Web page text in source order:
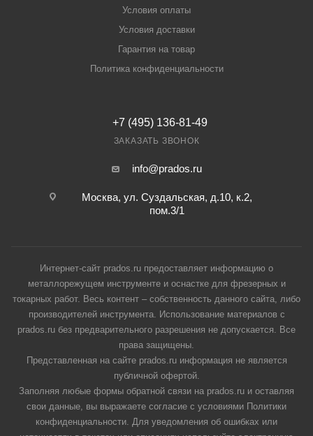
Условия оплаты
Условия доставки
Гарантия на товар
Политика конфиденциальности
+7 (495) 136-81-49
ЗАКАЗАТЬ ЗВОНОК
info@prados.ru
Москва, ул. Суздальская, д.10, к.2,
пом.3/1
Интернет-сайт prados.ru предоставляет информацию о
металлорежущем инструменте и оснастке для фрезерных и
токарных работ. Весь контент – собственность данного сайта, либо
производителей инструмента. Использование материалов с
prados.ru без предварительного разрешения не допускается. Все
права защищены.
Представленная на сайте prados.ru информация не является
публичной офертой.
Заполняя любые формы обратной связи на prados.ru и оставляя
свои данные, вы выражаете согласие с условиями Политики
конфиденциальности. Для уведомления об ошибках или